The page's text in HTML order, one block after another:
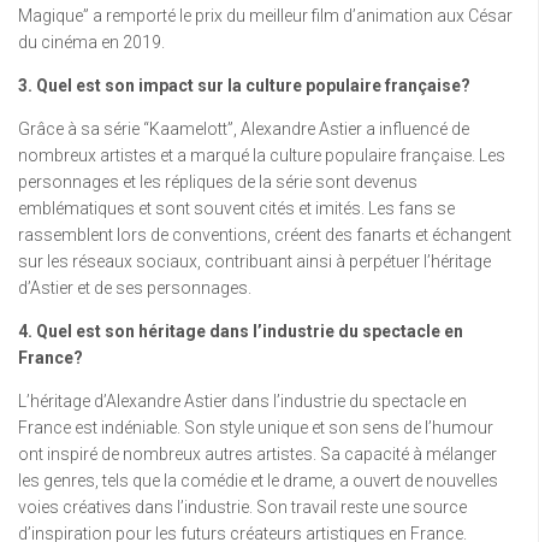
Magique” a remporté le prix du meilleur film d’animation aux César
du cinéma en 2019.
3. Quel est son impact sur la culture populaire française?
Grâce à sa série “Kaamelott”, Alexandre Astier a influencé de
nombreux artistes et a marqué la culture populaire française. Les
personnages et les répliques de la série sont devenus
emblématiques et sont souvent cités et imités. Les fans se
rassemblent lors de conventions, créent des fanarts et échangent
sur les réseaux sociaux, contribuant ainsi à perpétuer l’héritage
d’Astier et de ses personnages.
4. Quel est son héritage dans l’industrie du spectacle en
France?
L’héritage d’Alexandre Astier dans l’industrie du spectacle en
France est indéniable. Son style unique et son sens de l’humour
ont inspiré de nombreux autres artistes. Sa capacité à mélanger
les genres, tels que la comédie et le drame, a ouvert de nouvelles
voies créatives dans l’industrie. Son travail reste une source
d’inspiration pour les futurs créateurs artistiques en France.